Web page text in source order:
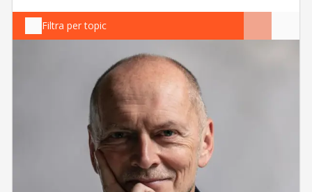
Filtra per topic